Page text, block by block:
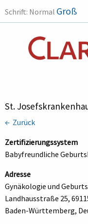
Schrift: Normal Groß
St.
← Zurück
Zertifizierungssystem
Babyfreundliche
Adresse
Gynäkologie und
Landhausstraße 25,
Baden-Württemberg,